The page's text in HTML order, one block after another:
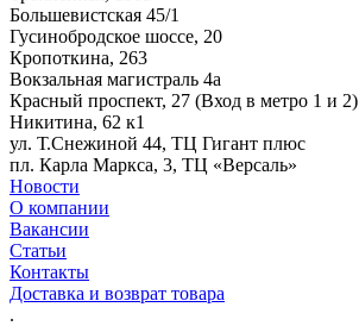
Большевистская 45/1
Гусинобродское шоссе, 20
Кропоткина, 263
Вокзальная магистраль 4а
Красный проспект, 27 (Вход в метро 1 и 2)
Никитина, 62 к1
ул. Т.Снежиной 44, ТЦ Гигант плюс
пл. Карла Маркса, 3, ТЦ «Версаль»
Новости
О компании
Вакансии
Статьи
Контакты
Доставка и возврат товара
.